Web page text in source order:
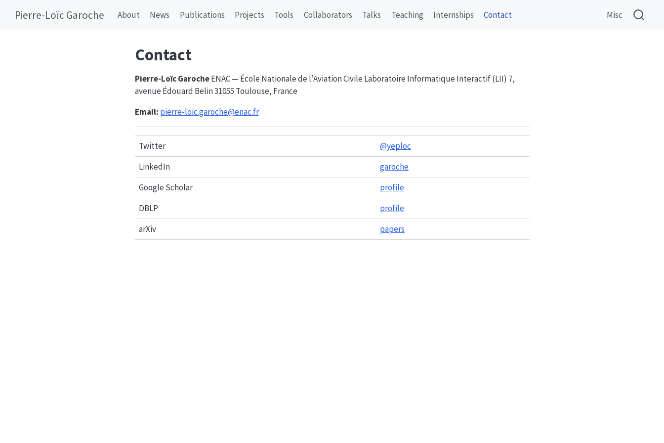
Pierre-Loïc Garoche About News Publications Projects Tools Collaborators Talks Teaching Internships Contact Misc
Contact
Pierre-Loïc GarocheENAC — École Nationale de l’Aviation Civile Laboratoire Informatique Interactif (LII) 7,
avenue Édouard Belin 31055 Toulouse, France
Email: pierre-loic.garoche@enac.fr
Twitter
@yeploc
LinkedIn
garoche
Google Scholar
profile
DBLP
profile
arXiv
papers